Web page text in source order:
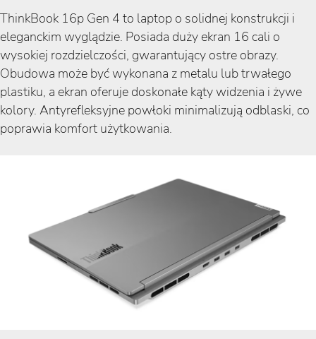
ThinkBook 16p Gen 4 to laptop o solidnej konstrukcji i
eleganckim wyglądzie. Posiada duży ekran 16 cali o
wysokiej rozdzielczości, gwarantujący ostre obrazy.
Obudowa może być wykonana z metalu lub trwałego
plastiku, a ekran oferuje doskonałe kąty widzenia i żywe
kolory. Antyrefleksyjne powłoki minimalizują odblaski, co
poprawia komfort użytkowania.